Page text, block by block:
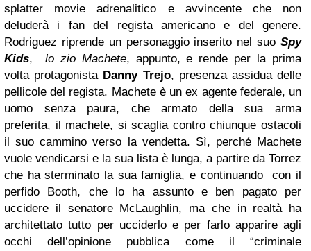
splatter movie adrenalitico e avvincente che non
deluderà i fan del regista americano e del genere.
Rodriguez riprende un personaggio inserito nel suo Spy
Kids, lo zio Machete, appunto, e rende per la prima
volta protagonista Danny Trejo, presenza assidua delle
pellicole del regista. Machete è un ex agente federale, un
uomo senza paura, che armato della sua arma
preferita, il machete, si scaglia contro chiunque ostacoli
il suo cammino verso la vendetta. Sì, perché Machete
vuole vendicarsi e la sua lista è lunga, a partire da Torrez
che ha sterminato la sua famiglia, e continuando con il
perfido Booth, che lo ha assunto e ben pagato per
uccidere il senatore McLaughlin, ma che in realtà ha
architettato tutto per ucciderlo e per farlo apparire agli
occhi dell’opinione pubblica come il “criminale